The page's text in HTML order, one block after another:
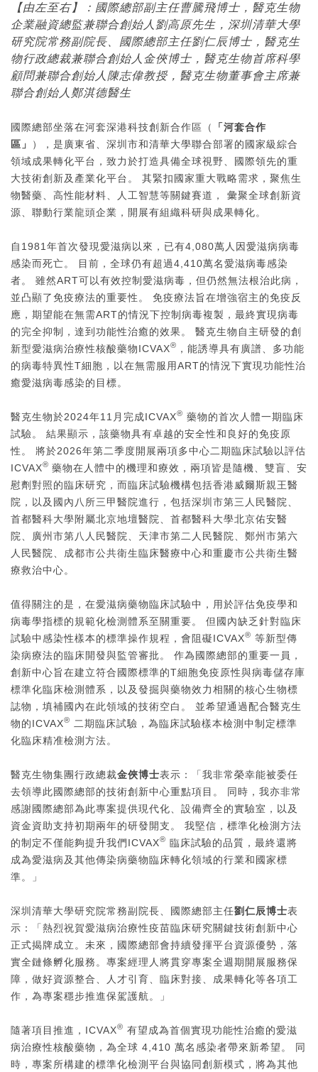
【由左至右】：國際總部副主任曹騰飛博士，醫克生物
企業融資總監兼聯合創始人劉高原先生，深圳清華大學
研究院常務副院長、國際總部主任劉仁辰博士，醫克生
物行政總裁兼聯合創始人金俠博士，醫克生物首席科學
顧問兼聯合創始人陳志偉教授，醫克生物董事會主席兼
聯合創始人鄭淇德醫生
國際總部坐落在河套深港科技創新合作區（
「河套合作
區」
），是廣東省、深圳市和清華大學聯合部署的國家級綜合
領域成果轉化平台，致力於打造具備全球視野、國際領先的重
大技術創新及產業化平台。 其緊扣國家重大戰略需求，聚焦生
物醫藥、高性能材料、人工智慧等關鍵賽道， 彙聚全球創新資
源、聯動行業龍頭企業，開展有組織科研與成果轉化。
自1981年首次發現愛滋病以來，已有4,080萬人因愛滋病病毒
感染而死亡。 目前，全球仍有超過4,410萬名愛滋病毒感染
者。 雖然ART可以有效控制愛滋病毒，但仍然無法根治此病，
並凸顯了免疫療法的重要性。 免疫療法旨在增強宿主的免疫反
應，期望能在無需ART的情況下控制病毒複製，最終實現病毒
的完全抑制，達到功能性治癒的效果。 醫克生物自主研發的創
新型愛滋病治療性核酸藥物ICVAX® ，能誘導具有廣譜、多功能
的病毒特異性T細胞，以在無需服用ART的情況下實現功能性治
癒愛滋病毒感染的目標。
醫克生物於2024年11月完成ICVAX® 藥物的首次人體一期臨床
試驗。 結果顯示，該藥物具有卓越的安全性和良好的免疫原
性。 將於2026年第二季度開展兩項多中心二期臨床試驗以評估
ICVAX® 藥物在人體中的機理和療效，兩項皆是隨機、雙盲、安
慰劑對照的臨床研究，而臨床試驗機構包括香港威爾斯親王醫
院，以及國內八所三甲醫院進行，包括深圳市第三人民醫院、
首都醫科大學附屬北京地壇醫院、首都醫科大學北京佑安醫
院、廣州市第八人民醫院、天津市第二人民醫院、鄭州市第六
人民醫院、成都市公共衛生臨床醫療中心和重慶市公共衛生醫
療救治中心。
值得關注的是，在愛滋病藥物臨床試驗中，用於評估免疫學和
病毒學指標的規範化檢測體系至關重要。 但國內缺乏針對臨床
試驗中感染性樣本的標準操作規程，會阻礙ICVAX® 等新型傳
染病療法的臨床開發與監管審批。 作為國際總部的重要一員，
創新中心旨在建立符合國際標準的T細胞免疫原性與病毒儲存庫
標準化臨床檢測體系，以及發掘與藥物效力相關的核心生物標
誌物，填補國內在此領域的技術空白。 並希望通過配合醫克生
物的ICVAX®
二期臨床試驗，為臨床試驗樣本檢測中制定標準
化臨床精准檢測方法。
醫克生物集團行政總裁金俠博士表示：「我非常榮幸能被委任
去領導此國際總部的技術創新中心重點項目。 同時，我亦非常
感謝國際總部為此專案提供現代化、設備齊全的實驗室，以及
資金資助支持初期兩年的研發開支。 我堅信，標準化檢測方法
的制定不僅能夠提升我們ICVAX® 臨床試驗的品質，最終還將
成為愛滋病及其他傳染病藥物臨床轉化領域的行業和國家標
準。」
深圳清華大學研究院常務副院長、國際總部主任劉仁辰博士表
示：「熱烈祝賀愛滋病治療性疫苗臨床研究關鍵技術創新中心
正式揭牌成立。未來，國際總部會持續發揮平台資源優勢，落
實全鏈條孵化服務。專案經理人將貫穿專案全週期開展服務保
障，做好資源整合、人才引育、臨床對接、成果轉化等各項工
作，為專案穩步推進保駕護航。」
隨著項目推進，ICVAX® 有望成為首個實現功能性治癒的愛滋
病治療性核酸藥物，為全球 4,410 萬名感染者帶來新希望。 同
時，專案所構建的標準化檢測平台與協同創新模式，將為其他